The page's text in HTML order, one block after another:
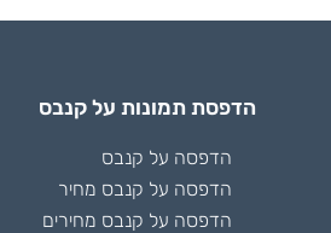
הדפסת תמונות על קנבס
הדפסה על קנבס
הדפסה על קנבס מחיר
הדפסה על קנבס מחירים